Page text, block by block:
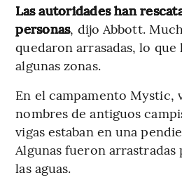
Las autoridades han
personas, dijo Abbott.
quedaron arrasadas, lo
algunas zonas.
En el campamento Mystic,
nombres de antiguos
vigas estaban en una
Algunas fueron
las aguas.